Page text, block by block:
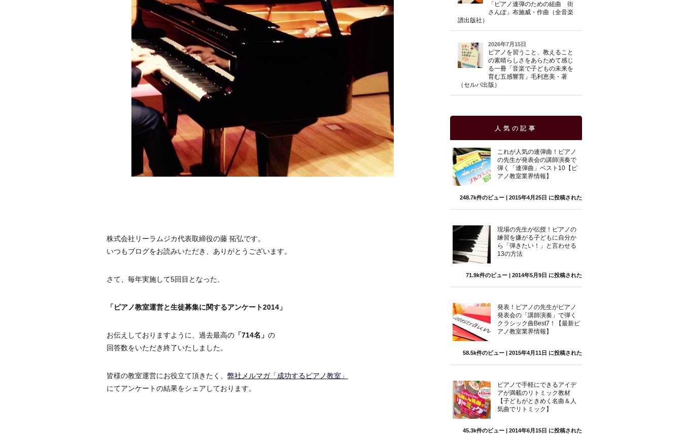
株式会社リーラムジカ代表取締役の藤 拓弘です。
いつもブログをお読みいただき、ありがとうございます。
さて、毎年実施して5回目となった、
「ピアノ教室運営と生徒募集に関するアンケート2014」
お伝えしておりますように、過去最高の「714名」 の
回答数をいただき終了いたしました。
皆様の教室運営にお役立て頂きたく、 弊社メルマガ「成功するピアノ教室」
にてアンケートの結果をシェアしております。
「ピアノ連弾のための組曲 街
さんぽ」布施威・作曲（全音楽
譜出版社）
2026年7月15日
ピアノを習うこと、教えること
の素晴らしさをあらためて感じ
る一冊「音楽で子どもの未来を
育む五感響育」毛利恵美・著
（セルバ出版）
人気の記事
これが人気の連弾曲！ピアノ
の先生が発表会の講師演奏で
弾く「連弾曲」ベスト10【ピ
アノ教室業界情報】
248.7k件のビュー | 2015年4月25日 に投稿された
現場の先生が伝授！ピアノの
練習を嫌がる子どもに自分か
ら「弾きたい！」と言わせる
13の方法
71.9k件のビュー | 2014年5月9日 に投稿された
発表！ピアノの先生がピアノ
発表会の「講師演奏」で弾く
クラシック曲Best7！【最新ピ
アノ教室業界情報】
58.5k件のビュー | 2015年4月11日 に投稿された
ピアノで手軽にできるアイデ
アが満載のリトミック教材
【子どもがときめく名曲＆人
気曲でリトミック】
45.3k件のビュー | 2014年6月15日 に投稿された